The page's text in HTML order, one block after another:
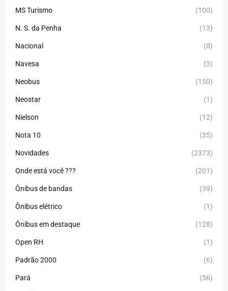
MS Turismo (100)
N. S. da Penha (13)
Nacional (8)
Navesa (3)
Neobus (150)
Neostar (1)
Nielson (12)
Nota 10 (35)
Novidades (2373)
Onde está você ??? (201)
Ônibus de bandas (39)
Ônibus elétrico (1)
Ônibus em destaque (128)
Open RH (1)
Padrão 2000 (6)
Pará (56)